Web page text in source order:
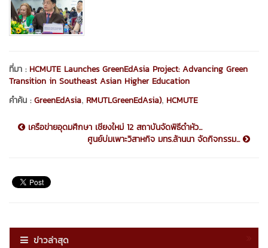
ที่มา : HCMUTE Launches GreenEdAsia Project: Advancing Green
Transition in Southeast Asian Higher Education
คำค้น :GreenEdAsia, RMUTLGreenEdAsia), HCMUTE
เครือข่ายอุดมศึกษา เชียงใหม่ 12 สถาบันจัดพิธีดำหัว...
ศูนย์บ่มเพาะวิสาหกิจ มทร.ล้านนา จัดกิจกรรม...
ข่าวล่าสุด